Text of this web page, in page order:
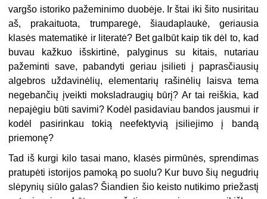
vargšo istoriko pažeminimo duobėje. Ir štai iki šito nusiritau
aš, prakaituota, trumparegė, šiaudaplaukė, geriausia
klasės matematikė ir literatė? Bet galbūt kaip tik dėl to, kad
buvau kažkuo išskirtinė, palyginus su kitais, nutariau
pažeminti save, pabandyti geriau įsilieti į paprasčiausių
algebros uždavinėlių, elementarių rašinėlių laisva tema
negebančių įveikti moksladraugių būrį? Ar tai reiškia, kad
nepajėgiu būti savimi? Kodėl pasidaviau bandos jausmui ir
kodėl pasirinkau tokią neefektyvią įsiliejimo į bandą
priemonę?
Tad iš kurgi kilo tasai mano, klasės pirmūnės, sprendimas
pratupėti istorijos pamoką po suolu? Kur buvo šių negudrių
slėpynių siūlo galas? Šiandien šio keisto nutikimo priežastį